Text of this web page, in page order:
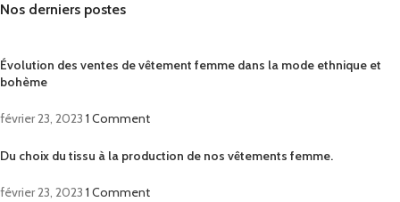
Nos derniers postes
Évolution des ventes de vêtement femme dans la mode ethnique et
bohème
février 23, 2023 1 Comment
Du choix du tissu à la production de nos vêtements femme.
février 23, 2023 1 Comment